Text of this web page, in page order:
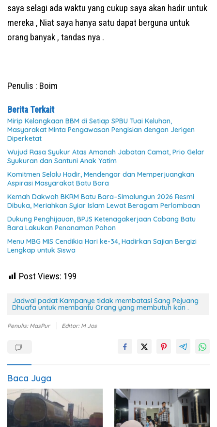
saya selagi ada waktu yang cukup saya akan hadir untuk
mereka , Niat saya hanya satu dapat berguna untuk
orang banyak , tandas nya .
Penulis : Boim
Berita Terkait
Mirip Kelangkaan BBM di Setiap SPBU Tuai Keluhan,
Masyarakat Minta Pengawasan Pengisian dengan Jerigen
Diperketat
Wujud Rasa Syukur Atas Amanah Jabatan Camat, Prio Gelar
Syukuran dan Santuni Anak Yatim
Komitmen Selalu Hadir, Mendengar dan Memperjuangkan
Aspirasi Masyarakat Batu Bara
Kemah Dakwah BKRM Batu Bara–Simalungun 2026 Resmi
Dibuka, Meriahkan Syiar Islam Lewat Beragam Perlombaan
Dukung Penghijauan, BPJS Ketenagakerjaan Cabang Batu
Bara Lakukan Penanaman Pohon
Menu MBG MIS Cendikia Hari ke-34, Hadirkan Sajian Bergizi
Lengkap untuk Siswa
Post Views: 199
Jadwal padat Kampanye tidak membatasi Sang Pejuang
Dhuafa untuk membantu Orang yang membutuh kan .
Penulis: MasPur Editor: M Jos
Baca Juga